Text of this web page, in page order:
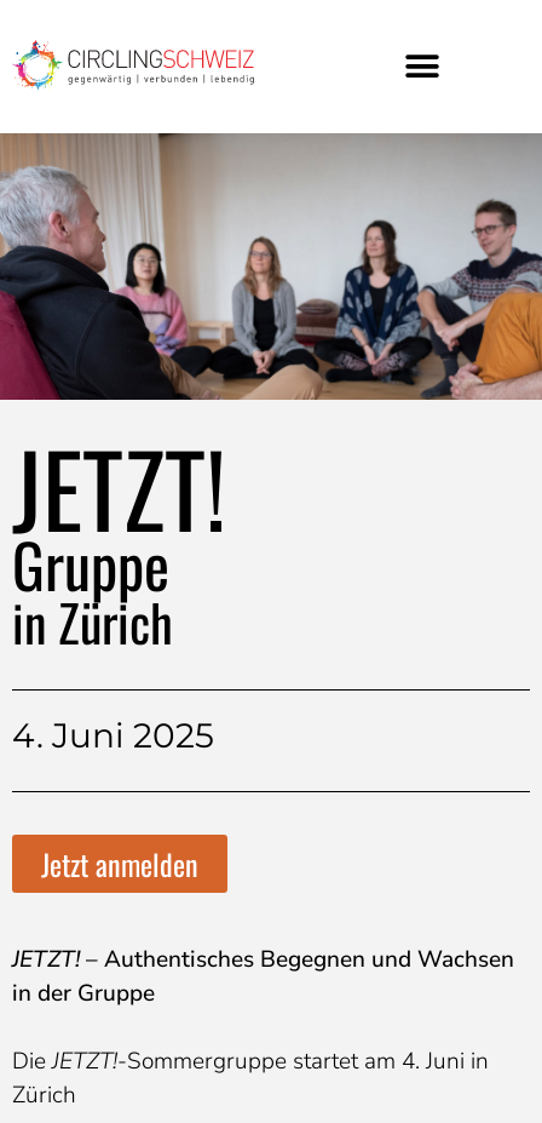
JETZT!
Gruppe
in Zürich
4. Juni 2025
Jetzt anmelden
JETZT!– Authentisches Begegnen und Wachsen
in der Gruppe
DieJETZT!-Sommergruppe startet am 4. Juni in
Zürich